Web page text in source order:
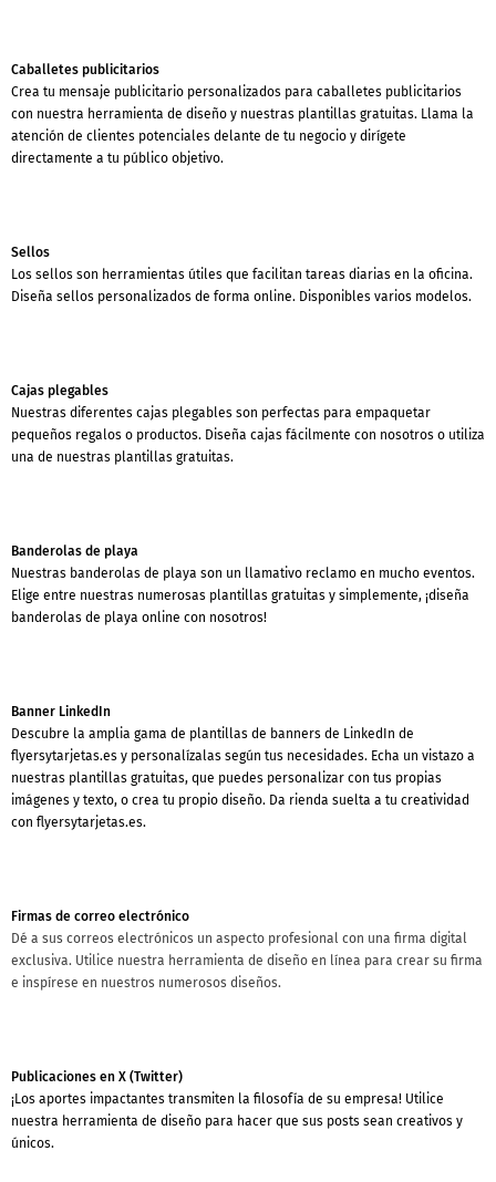
Caballetes publicitarios
Crea tu mensaje publicitario personalizados para caballetes publicitarios
con nuestra herramienta de diseño y nuestras plantillas gratuitas. Llama la
atención de clientes potenciales delante de tu negocio y dirígete
directamente a tu público objetivo.
Sellos
Los sellos son herramientas útiles que facilitan tareas diarias en la oficina.
Diseña sellos personalizados de forma online. Disponibles varios modelos.
Cajas plegables
Nuestras diferentes cajas plegables son perfectas para empaquetar
pequeños regalos o productos. Diseña cajas fácilmente con nosotros o utiliza
una de nuestras plantillas gratuitas.
Banderolas de playa
Nuestras banderolas de playa son un llamativo reclamo en mucho eventos.
Elige entre nuestras numerosas plantillas gratuitas y simplemente, ¡diseña
banderolas de playa online con nosotros!
Banner LinkedIn
Descubre la amplia gama de plantillas de banners de LinkedIn de
flyersytarjetas.es y personalízalas según tus necesidades. Echa un vistazo a
nuestras plantillas gratuitas, que puedes personalizar con tus propias
imágenes y texto, o crea tu propio diseño. Da rienda suelta a tu creatividad
con flyersytarjetas.es.
Firmas de correo electrónico
Dé a sus correos electrónicos un aspecto profesional con una firma digital
exclusiva. Utilice nuestra herramienta de diseño en línea para crear su firma
e inspírese en nuestros numerosos diseños.
Publicaciones en X (Twitter)
¡Los aportes impactantes transmiten la filosofía de su empresa! Utilice
nuestra herramienta de diseño para hacer que sus posts sean creativos y
únicos.